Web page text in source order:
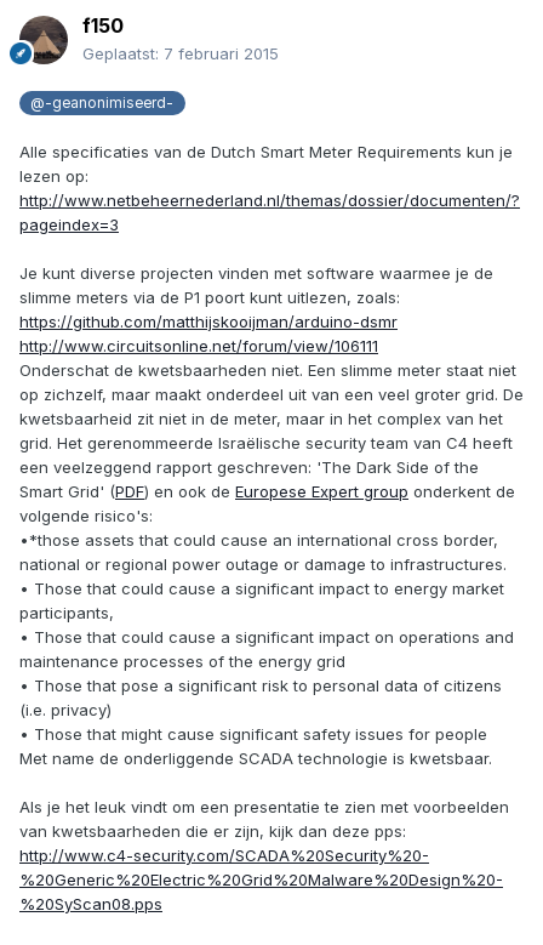
f150
Geplaatst: 7 februari 2015
@-geanonimiseerd-
Alle specificaties van de Dutch Smart Meter Requirements kun je
lezen op:
http://www.netbeheernederland.nl/themas/dossier/documenten/?
pageindex=3
Je kunt diverse projecten vinden met software waarmee je de
slimme meters via de P1 poort kunt uitlezen, zoals:
https://github.com/matthijskooijman/arduino-dsmr
http://www.circuitsonline.net/forum/view/106111
Onderschat de kwetsbaarheden niet. Een slimme meter staat niet
op zichzelf, maar maakt onderdeel uit van een veel groter grid. De
kwetsbaarheid zit niet in de meter, maar in het complex van het
grid. Het gerenommeerde Israëlische security team van C4 heeft
een veelzeggend rapport geschreven: 'The Dark Side of the
Smart Grid' (PDF) en ook de Europese Expert group onderkent de
volgende risico's:
•*those assets that could cause an international cross border,
national or regional power outage or damage to infrastructures.
• Those that could cause a significant impact to energy market
participants,
• Those that could cause a significant impact on operations and
maintenance processes of the energy grid
• Those that pose a significant risk to personal data of citizens
(i.e. privacy)
• Those that might cause significant safety issues for people
Met name de onderliggende SCADA technologie is kwetsbaar.
Als je het leuk vindt om een presentatie te zien met voorbeelden
van kwetsbaarheden die er zijn, kijk dan deze pps:
http://www.c4-security.com/SCADA%20Security%20-
%20Generic%20Electric%20Grid%20Malware%20Design%20-
%20SyScan08.pps